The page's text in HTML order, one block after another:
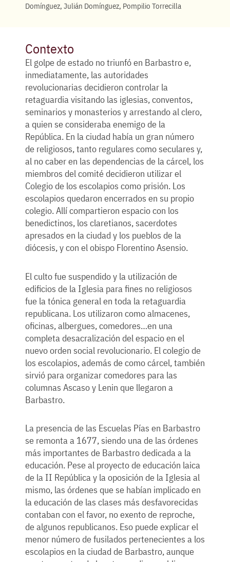
Domínguez, Julián Domínguez, Pompilio Torrecilla
Contexto
El golpe de estado no triunfó en Barbastro e,
inmediatamente, las autoridades
revolucionarias decidieron controlar la
retaguardia visitando las iglesias, conventos,
seminarios y monasterios y arrestando al clero,
a quien se consideraba enemigo de la
República. En la ciudad había un gran número
de religiosos, tanto regulares como seculares y,
al no caber en las dependencias de la cárcel, los
miembros del comité decidieron utilizar el
Colegio de los escolapios como prisión. Los
escolapios quedaron encerrados en su propio
colegio. Allí compartieron espacio con los
benedictinos, los claretianos, sacerdotes
apresados en la ciudad y los pueblos de la
diócesis, y con el obispo Florentino Asensio.
El culto fue suspendido y la utilización de
edificios de la Iglesia para fines no religiosos
fue la tónica general en toda la retaguardia
republicana. Los utilizaron como almacenes,
oficinas, albergues, comedores…en una
completa desacralización del espacio en el
nuevo orden social revolucionario. El colegio de
los escolapios, además de como cárcel, también
sirvió para organizar comedores para las
columnas Ascaso y Lenin que llegaron a
Barbastro.
La presencia de las Escuelas Pías en Barbastro
se remonta a 1677, siendo una de las órdenes
más importantes de Barbastro dedicada a la
educación. Pese al proyecto de educación laica
de la II República y la oposición de la Iglesia al
mismo, las órdenes que se habían implicado en
la educación de las clases más desfavorecidas
contaban con el favor, no exento de reproche,
de algunos republicanos. Eso puede explicar el
menor número de fusilados pertenecientes a los
escolapios en la ciudad de Barbastro, aunque